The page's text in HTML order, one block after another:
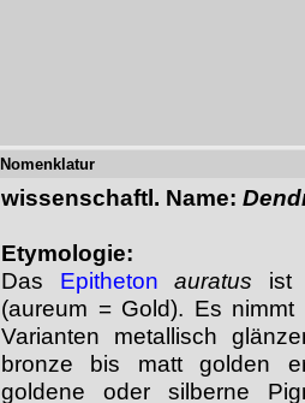
Nomenklatur
wissenschaftl. Name:
Etymologie:
Das Epitheton auratus ist
(aureum = Gold). Es
Varianten metallisch
bronze bis matt golden
goldene oder silberne